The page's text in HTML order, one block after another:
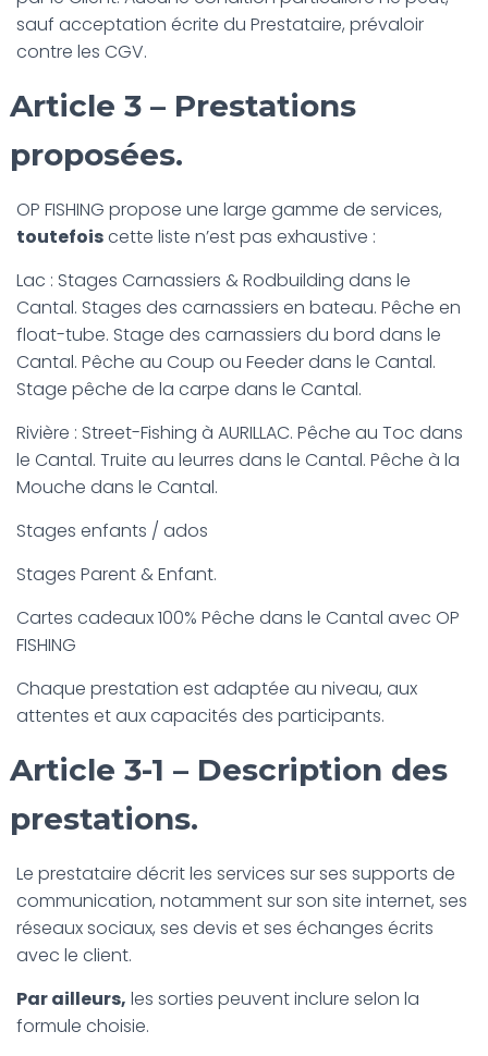
sauf acceptation écrite du Prestataire, prévaloir
contre les CGV.
Article 3 – Prestations
proposées.
OP FISHING propose une large gamme de services,
toutefoiscette liste n’est pas exhaustive :
Lac : Stages Carnassiers & Rodbuilding dans le
Cantal. Stages des carnassiers en bateau. Pêche en
float-tube. Stage des carnassiers du bord dans le
Cantal. Pêche au Coup ou Feeder dans le Cantal.
Stage pêche de la carpe dans le Cantal.
Rivière : Street-Fishing à AURILLAC. Pêche au Toc dans
le Cantal. Truite au leurres dans le Cantal. Pêche à la
Mouche dans le Cantal.
Stages enfants / ados
Stages Parent & Enfant.
Cartes cadeaux 100% Pêche dans le Cantal avec OP
FISHING
Chaque prestation est adaptée au niveau, aux
attentes et aux capacités des participants.
Article 3-1 – Description des
prestations.
Le prestataire décrit les services sur ses supports de
communication, notamment sur son site internet, ses
réseaux sociaux, ses devis et ses échanges écrits
avec le client.
Par ailleurs, les sorties peuvent inclure selon la
formule choisie.